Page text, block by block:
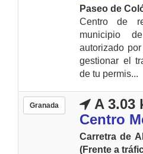
Paseo de
Centro de
municipio
autorizado
gestionar el
de tu permis...
Granada A 3.03
Centro
Carretra de
(Frente a